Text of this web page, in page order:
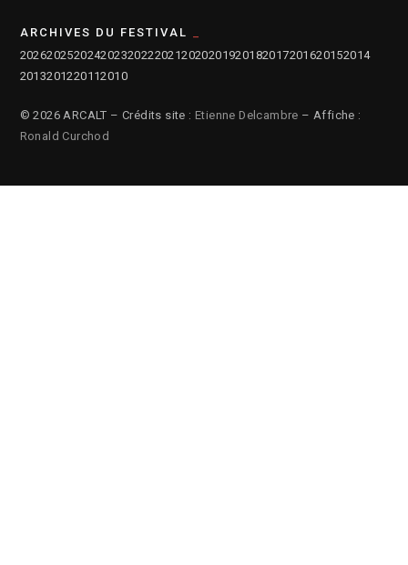
ARCHIVES DU FESTIVAL
2026202520242023202220212020201920182017201620152014
2013201220112010
© 2026 ARCALT – Crédits site : Etienne Delcambre – Affiche :
Ronald Curchod